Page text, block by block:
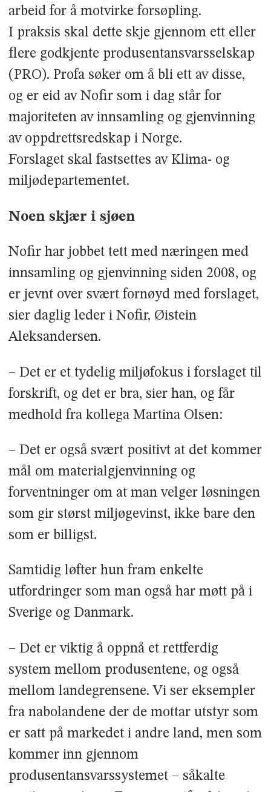
arbeid for å motvirke forsøpling.
I praksis skal dette skje gjennom ett eller
flere godkjente produsentansvarsselskap
(PRO). Profa søker om å bli ett av disse,
og er eid av Nofir som i dag står for
majoriteten av innsamling og gjenvinning
av oppdrettsredskap i Norge.
Forslaget skal fastsettes av Klima- og
miljødepartementet.
Noen skjær i sjøen
Nofir har jobbet tett med næringen med
innsamling og gjenvinning siden 2008, og
er jevnt over svært fornøyd med forslaget,
sier daglig leder i Nofir, Øistein
Aleksandersen.
– Det er et tydelig miljøfokus i forslaget til
forskrift, og det er bra, sier han, og får
medhold fra kollega Martina Olsen:
– Det er også svært positivt at det kommer
mål om materialgjenvinning og
forventninger om at man velger løsningen
som gir størst miljøgevinst, ikke bare den
som er billigst.
Samtidig løfter hun fram enkelte
utfordringer som man også har møtt på i
Sverige og Danmark.
– Det er viktig å oppnå et rettferdig
system mellom produsentene, og også
mellom landegrensene. Vi ser eksempler
fra nabolandene der de mottar utstyr som
er satt på markedet i andre land, men som
kommer inn gjennom
produsentansvarssystemet – såkalte